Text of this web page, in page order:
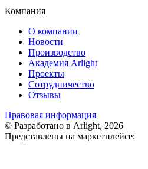
Компания
О компании
Новости
Производство
Академия Arlight
Проекты
Сотрудничество
Отзывы
Правовая информация
© Разработано в Arlight, 2026
Представлены на маркетплейсе: